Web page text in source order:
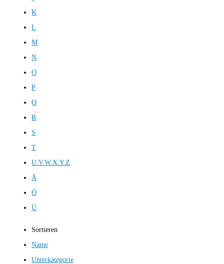
K
L
M
N
O
P
Q
R
S
T
U.V.W.X.Y.Z
Ä
Ö
Ü
Sortieren
Name
Unterkategorie